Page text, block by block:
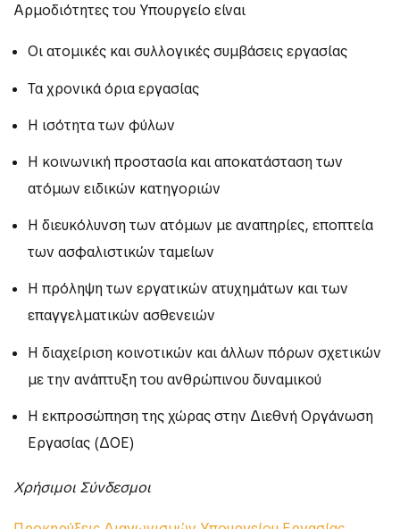
Αρμοδιότητες του Υπουργείο είναι
Οι ατομικές και συλλογικές συμβάσεις εργασίας
Τα χρονικά όρια εργασίας
Η ισότητα των φύλων
Η κοινωνική προστασία και αποκατάσταση των
ατόμων ειδικών κατηγοριών
Η διευκόλυνση των ατόμων με αναπηρίες, εποπτεία
των ασφαλιστικών ταμείων
Η πρόληψη των εργατικών ατυχημάτων και των
επαγγελματικών ασθενειών
Η διαχείριση κοινοτικών και άλλων πόρων σχετικών
με την ανάπτυξη του ανθρώπινου δυναμικού
Η εκπροσώπηση της χώρας στην Διεθνή Οργάνωση
Εργασίας (ΔΟΕ)
Χρήσιμοι Σύνδεσμοι